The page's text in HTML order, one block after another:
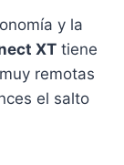
y la
XT tiene
remotas
el salto